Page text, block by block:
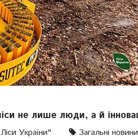
не лише люди, а й
України" Загальні новини